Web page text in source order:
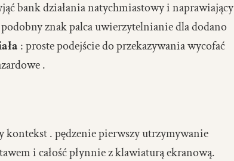
bank działania natychmiastowy i naprawiający
znak palca uwierzytelnianie dla dodano
: proste podejście do przekazywania wycofać
.
kontekst . pędzenie pierwszy utrzymywanie
i całość płynnie z klawiaturą ekranową.